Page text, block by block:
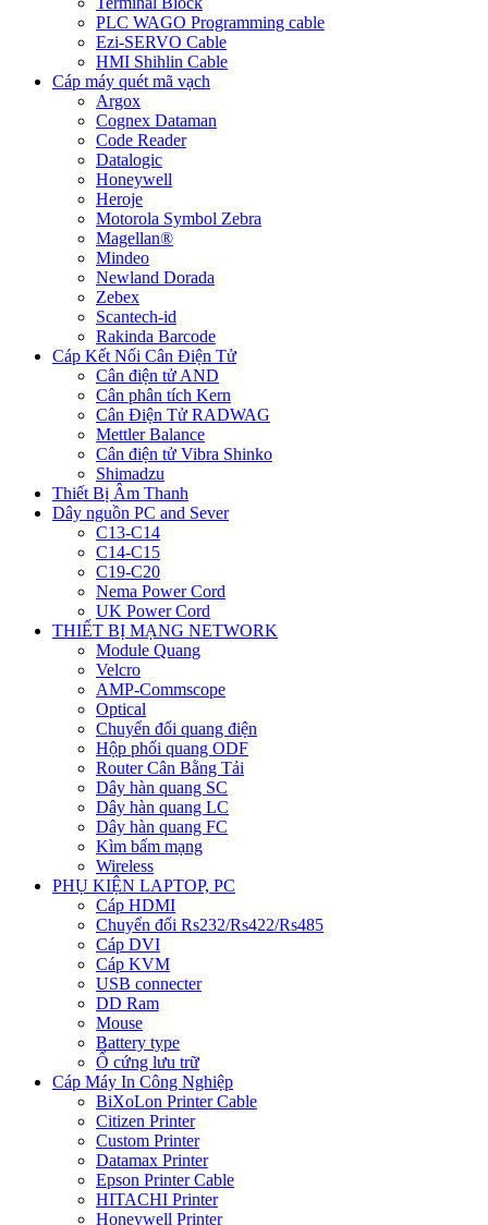
PLC WAGO Programming cable
Ezi-SERVO Cable
HMI Shihlin Cable
Cáp máy quét mã vạch
Argox
Cognex Dataman
Code Reader
Datalogic
Honeywell
Heroje
Motorola Symbol Zebra
Magellan®
Mindeo
Newland Dorada
Zebex
Scantech-id
Rakinda Barcode
Cáp Kết Nối Cân Điện Tử
Cân điện tử AND
Cân phân tích Kern
Cân Điện Tử RADWAG
Mettler Balance
Cân điện tử Vibra Shinko
Shimadzu
Thiết Bị Âm Thanh
Dây nguồn PC and Sever
C13-C14
C14-C15
C19-C20
Nema Power Cord
UK Power Cord
THIẾT BỊ MẠNG NETWORK
Module Quang
Velcro
AMP-Commscope
Optical
Chuyển đổi quang điện
Hộp phối quang ODF
Router Cân Bằng Tải
Dây hàn quang SC
Dây hàn quang LC
Dây hàn quang FC
Kìm bấm mạng
Wireless
PHỤ KIỆN LAPTOP, PC
Cáp HDMI
Chuyển đổi Rs232/Rs422/Rs485
Cáp DVI
Cáp KVM
USB connecter
DD Ram
Mouse
Battery type
Ổ cứng lưu trữ
Cáp Máy In Công Nghiệp
BiXoLon Printer Cable
Citizen Printer
Custom Printer
Datamax Printer
Epson Printer Cable
HITACHI Printer
Honeywell Printer